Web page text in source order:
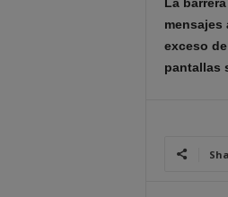
La
mensajes
exceso
pantallas